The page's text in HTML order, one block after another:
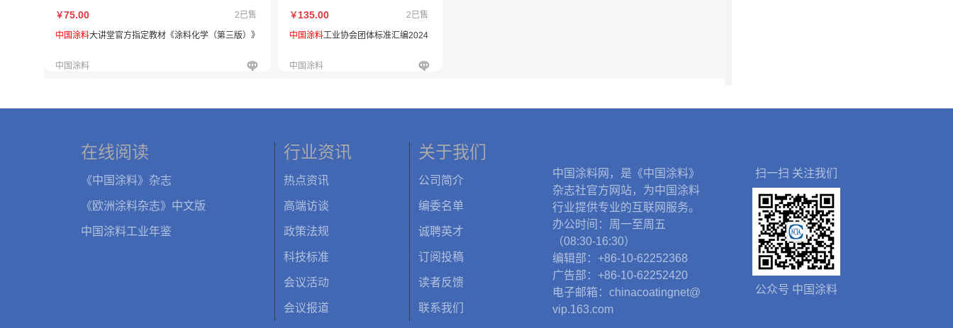
￥75.00 2已售
中国涂料大讲堂官方指定教材《涂料化学（第三版）》
中国涂料
￥ 135.00 2已售
中国涂料工业协会团体标准汇编2024
中国涂料
在线阅读
《中国涂料》杂志
《欧洲涂料杂志》中文版
中国涂料工业年鉴
行业资讯
热点资讯
高端访谈
政策法规
科技标准
会议活动
会议报道
关于我们
公司简介
编委名单
诚聘英才
订阅投稿
读者反馈
联系我们
中国涂料网，是《中国涂料》
杂志社官方网站，为中国涂料
行业提供专业的互联网服务。
办公时间：周一至周五
（08:30-16:30）
编辑部：+86-10-62252368
广告部：+86-10-62252420
电子邮箱：chinacoatingnet@
vip.163.com
扫一扫 关注我们
公众号 中国涂料